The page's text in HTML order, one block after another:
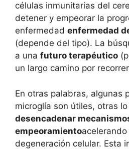
células inmunitarias del
detener y empeorar la
enfermedad enfermedad
(depende del tipo). La
a una futuro terapéutico
un largo camino por
En otras palabras, algunas
microglía son útiles, otras lo
desencadenar
empeoramiento
degeneración celular. Esta